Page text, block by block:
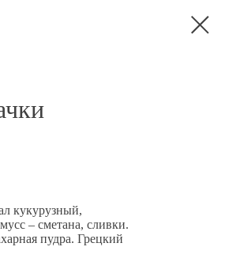
кукурузный,
– сметана, сливки.
пудра. Грецкий